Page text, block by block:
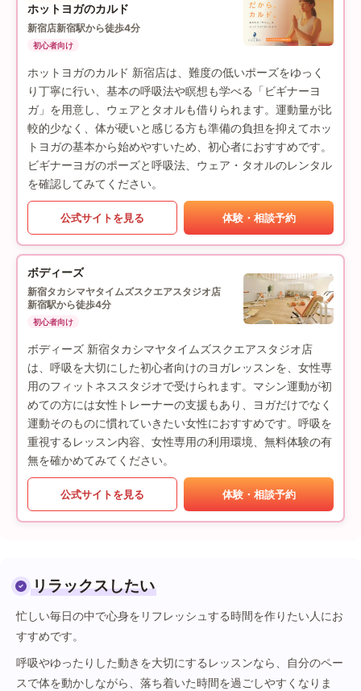
ホットヨガのカルド
新宿店新宿駅から徒歩4分
初心者向け
ホットヨガのカルド 新宿店は、難度の低いポーズをゆっく
り丁寧に行い、基本の呼吸法や瞑想も学べる「ビギナーヨ
ガ」を用意し、ウェアとタオルも借りられます。運動量が比
較的少なく、体が硬いと感じる方も準備の負担を抑えてホッ
トヨガの基本から始めやすいため、初心者におすすめです。
ビギナーヨガのポーズと呼吸法、ウェア・タオルのレンタル
を確認してみてください。
公式サイトを見る 体験・相談予約
ボディーズ
新宿タカシマヤタイムズスクエアスタジオ店
新宿駅から徒歩4分
初心者向け
ボディーズ 新宿タカシマヤタイムズスクエアスタジオ店
は、呼吸を大切にした初心者向けのヨガレッスンを、女性専
用のフィットネススタジオで受けられます。マシン運動が初
めての方には女性トレーナーの支援もあり、ヨガだけでなく
運動そのものに慣れていきたい女性におすすめです。呼吸を
重視するレッスン内容、女性専用の利用環境、無料体験の有
無を確かめてみてください。
公式サイトを見る 体験・相談予約
リラックスしたい
忙しい毎日の中で心身をリフレッシュする時間を作りたい人にお
すすめです。
呼吸やゆったりした動きを大切にするレッスンなら、自分のペー
スで体を動かしながら、落ち着いた時間を過ごしやすくなりま